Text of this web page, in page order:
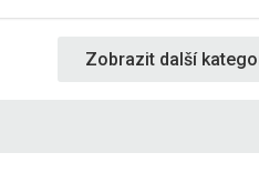
Zobrazit další